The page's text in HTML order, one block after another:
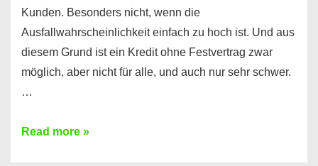
Kunden. Besonders nicht, wenn die
Ausfallwahrscheinlichkeit einfach zu hoch ist. Und aus
diesem Grund ist ein Kredit ohne Festvertrag zwar
möglich, aber nicht für alle, und auch nur sehr schwer.
…
Ist
Read more »